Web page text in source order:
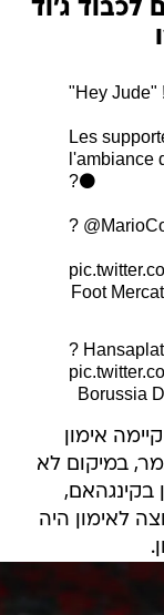
לכבוד ג'וד
"Hey Jude"
Les
l'ambiance
?⚫️
?
?
אימון
במיקום לא
מארמון בקינגהאם,
לאימון היה